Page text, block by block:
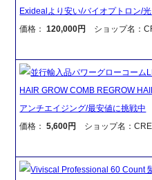
Exidealより安い/バイオプトロン/
価格：120,000円 ショップ名：
並行輸入品パワーグローコーム
HAIR GROW COMB REGROW
アンチエイジング/最安値に挑戦中
価格：5,600円 ショップ名：
Viviscal Professional 60 Count